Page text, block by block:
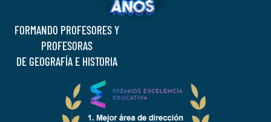
FORMANDO PROFESORES Y
PROFESORAS
DE GEOGRAFÍA E HISTORIA